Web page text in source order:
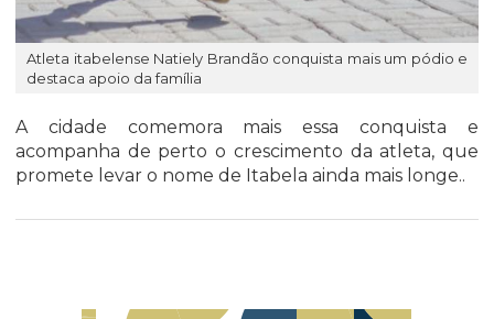
Atleta itabelense Natiely Brandão conquista mais um pódio e
destaca apoio da família
A cidade comemora mais essa conquista e
acompanha de perto o crescimento da atleta, que
promete levar o nome de Itabela ainda mais longe..